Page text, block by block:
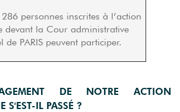
personnes inscrites à l’action
devant la Cour administrative
de PARIS peuvent participer.
DE NOTRE ACTION
S'EST-IL PASSÉ ?